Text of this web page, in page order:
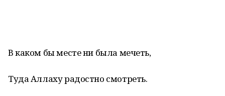
В каком бы месте ни была мечеть,
Туда Аллаху радостно смотреть.